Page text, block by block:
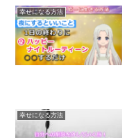
幸せになる方法
幸せになる方法